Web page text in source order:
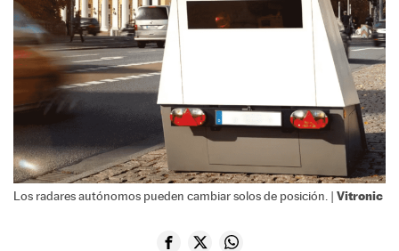
Los radares autónomos pueden cambiar solos de posición. | Vitronic